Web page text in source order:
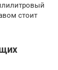
стоит